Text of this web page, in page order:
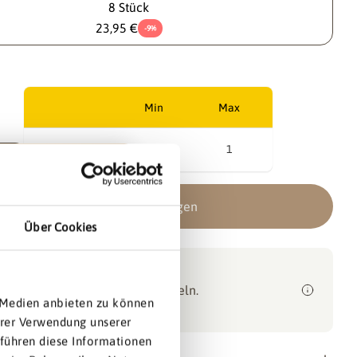
Über Cookies
anbieten zu können
Verwendung unserer
diese Informationen
8 Stück
23,95 €
-9%
KOMEKO MOCHIGLÜCK verringern
Menge für KOMEKO MOCHIGLÜCK erhöhen
Min Max
1
In den Warenkorb legen
um Reiskörner zu sammeln.